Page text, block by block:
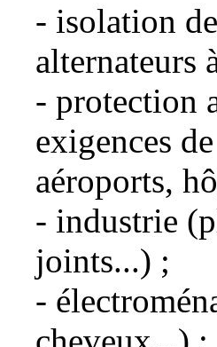
- isolation
alternateurs
- protection
exigences
aéroports,
- industrie
joints...) ;
-